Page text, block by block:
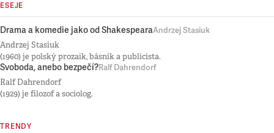
ESEJE
Drama a komedie jako od ShakespearaAndrzej Stasiuk
Andrzej Stasiuk
(1960) je polský prozaik, básník a publicista.
Svoboda, anebo bezpečí?Ralf Dahrendorf
Ralf Dahrendorf
(1929) je filozof a sociolog.
TRENDY